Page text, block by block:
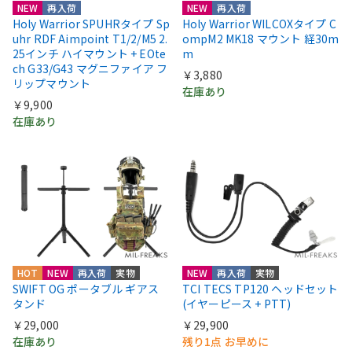
NEW 再入荷
Holy Warrior SPUHRタイプ Sp
uhr RDF Aimpoint T1/2/M5 2.
25インチ ハイマウント + EOte
ch G33/G43 マグニファイア フ
リップマウント
￥9,900
在庫あり
NEW 再入荷
Holy Warrior WILCOXタイプ C
ompM2 MK18 マウント 経30m
m
￥3,880
在庫あり
HOT NEW 再入荷 実物
SWIFT OG ポータブル ギアス
タンド
￥29,000
在庫あり
NEW 再入荷 実物
TCI TECS TP120 ヘッドセット
(イヤーピース + PTT)
￥29,900
残り1点 お早めに